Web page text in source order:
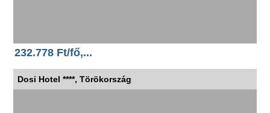
232.778 Ft/fő,...
Dosi Hotel ****, Törökország